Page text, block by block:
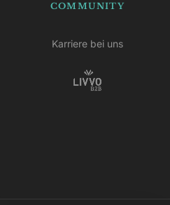
COMMUNITY
Karriere bei uns